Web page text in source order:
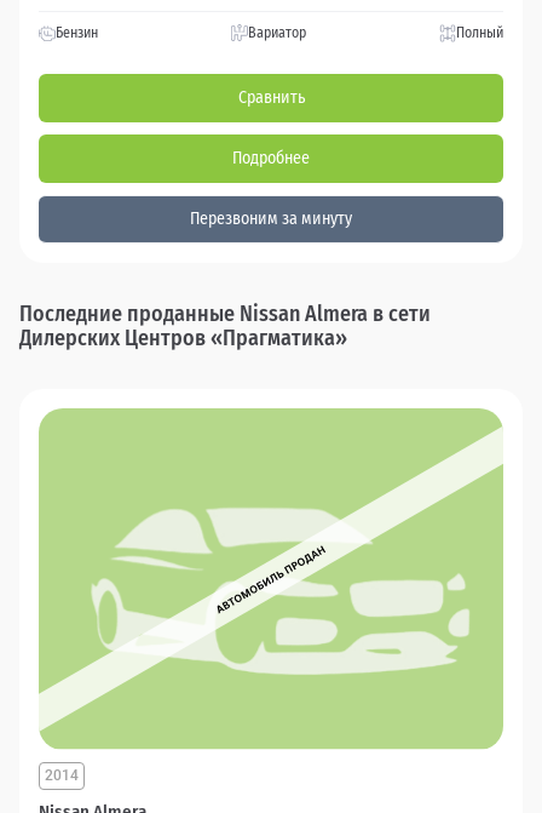
Бензин Вариатор Полный
Сравнить
Подробнее
Перезвоним за минуту
Последние проданные Nissan Almera в сети
Дилерских Центров «Прагматика»
2014